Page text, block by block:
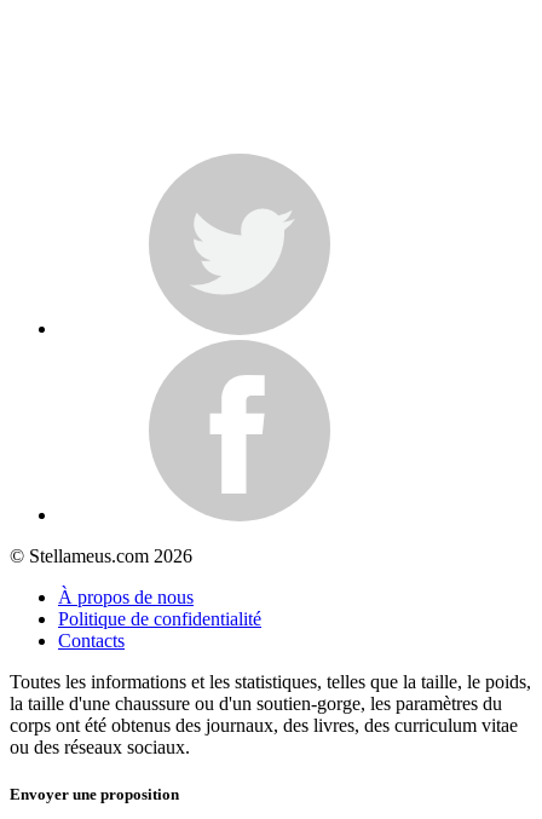
© Stellameus.com 2026
À propos de nous
Politique de confidentialité
Contacts
Toutes les informations et les statistiques, telles que la taille, le poids,
la taille d'une chaussure ou d'un soutien-gorge, les paramètres du
corps ont été obtenus des journaux, des livres, des curriculum vitae
ou des réseaux sociaux.
Envoyer une proposition